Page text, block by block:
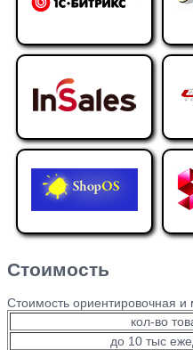
Стоимость
Стоимость ориентировочная и
кол-во
до 10 тыс